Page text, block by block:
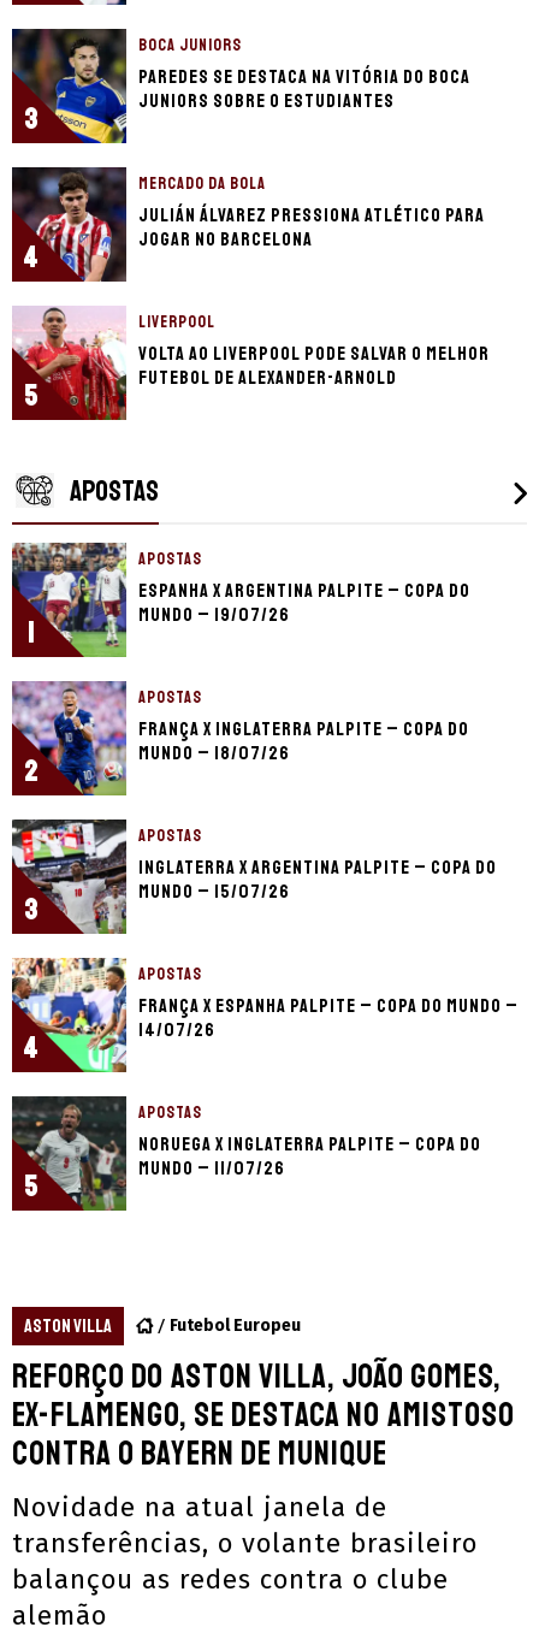
3
BOCA JUNIORS
Paredes se destaca na vitória do Boca
Juniors sobre o Estudiantes
4
MERCADO DA BOLA
Julián Álvarez pressiona Atlético para
jogar no Barcelona
5
LIVERPOOL
Volta ao Liverpool pode salvar o melhor
futebol de Alexander-Arnold
APOSTAS
1
APOSTAS
Espanha x Argentina palpite – Copa do
Mundo – 19/07/26
2
APOSTAS
França x Inglaterra palpite – Copa do
Mundo – 18/07/26
3
APOSTAS
Inglaterra x Argentina palpite – Copa do
Mundo – 15/07/26
4
APOSTAS
França x Espanha palpite – Copa do Mundo –
14/07/26
5
APOSTAS
Noruega x Inglaterra palpite – Copa do
Mundo – 11/07/26
ASTON VILLA Futebol Europeu
Reforço do Aston Villa, João Gomes,
ex-Flamengo, se destaca no amistoso
contra o Bayern de Munique
Novidade na atual janela de
transferências, o volante brasileiro
balançou as redes contra o clube
alemão